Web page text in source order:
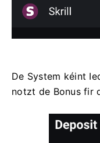
De System kéint
notzt de Bonus fir